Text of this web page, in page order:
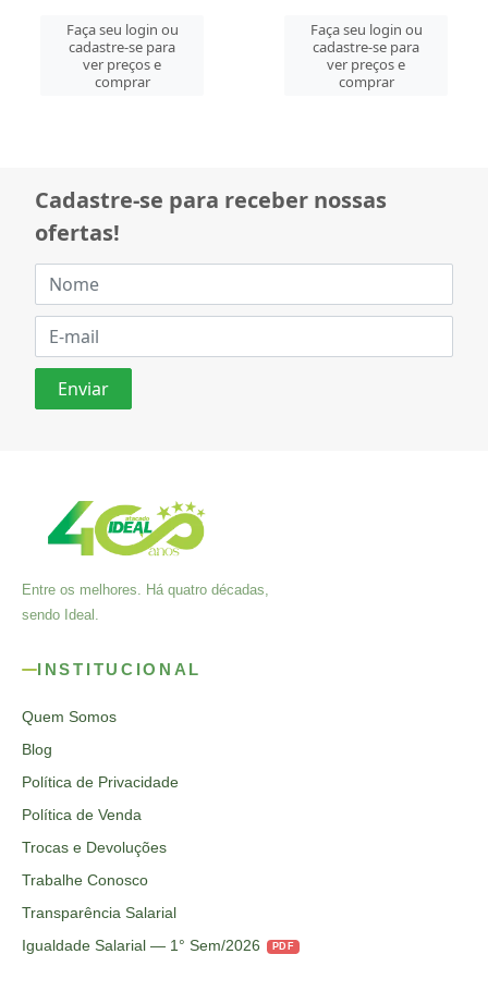
Faça seu login ou
cadastre-se para
ver preços e
comprar
Faça seu login ou
cadastre-se para
ver preços e
comprar
Cadastre-se para receber nossas
ofertas!
Entre os melhores. Há quatro décadas,
sendo Ideal.
INSTITUCIONAL
Quem Somos
Blog
Política de Privacidade
Política de Venda
Trocas e Devoluções
Trabalhe Conosco
Transparência Salarial
Igualdade Salarial — 1° Sem/2026
PDF